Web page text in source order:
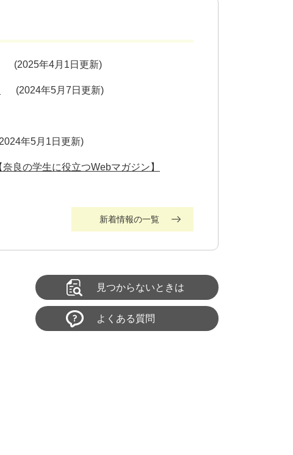
2025年4月1日更新
2024年5月7日更新
2024年5月1日更新
良の学生に役立つWebマガジン】
新着情報の一覧
見つからないときは
よくある質問